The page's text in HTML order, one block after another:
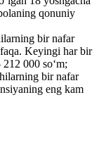
qonuniy
bir nafar
Keyingi har bir
000 soʻm;
bir nafar
eng kam